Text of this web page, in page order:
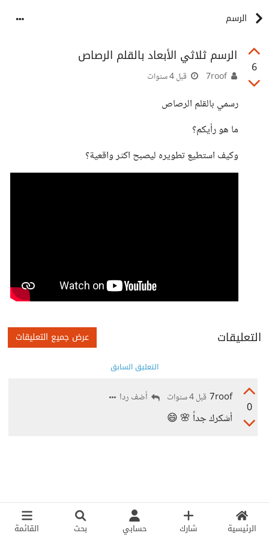
الرئيسية شارك حسابي بحث القائمة
الرسم
6
الرسم ثلاثي الأبعاد بالقلم الرصاص
قبل 4 سنوات
رسمي بالقلم الرصاص
ما هو رأيكم؟
وكيف استطيع تطويره ليصبح اكثر واقعية؟
التعليقات عرض جميع التعليقات
التعليق السابق
0
7roof قبل 4 سنوات أضف ردا
أشكرك جداً 🌸 😄